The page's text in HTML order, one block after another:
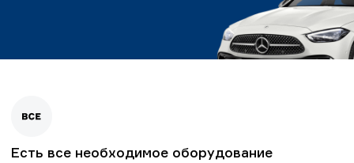
Есть все необходимое оборудование